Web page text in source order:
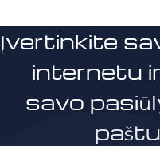
Įvertinkite
internetu
savo